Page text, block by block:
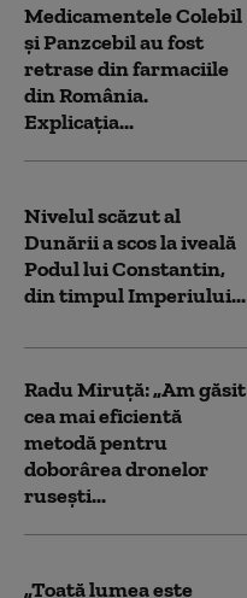
Medicamentele Colebil
și Panzcebil au fost
retrase din farmaciile
din România.
Explicația...
Nivelul scăzut al
Dunării a scos la iveală
Podul lui Constantin,
din timpul Imperiului...
Radu Miruță: „Am găsit
cea mai eficientă
metodă pentru
doborârea dronelor
rusești...
„Toată lumea este